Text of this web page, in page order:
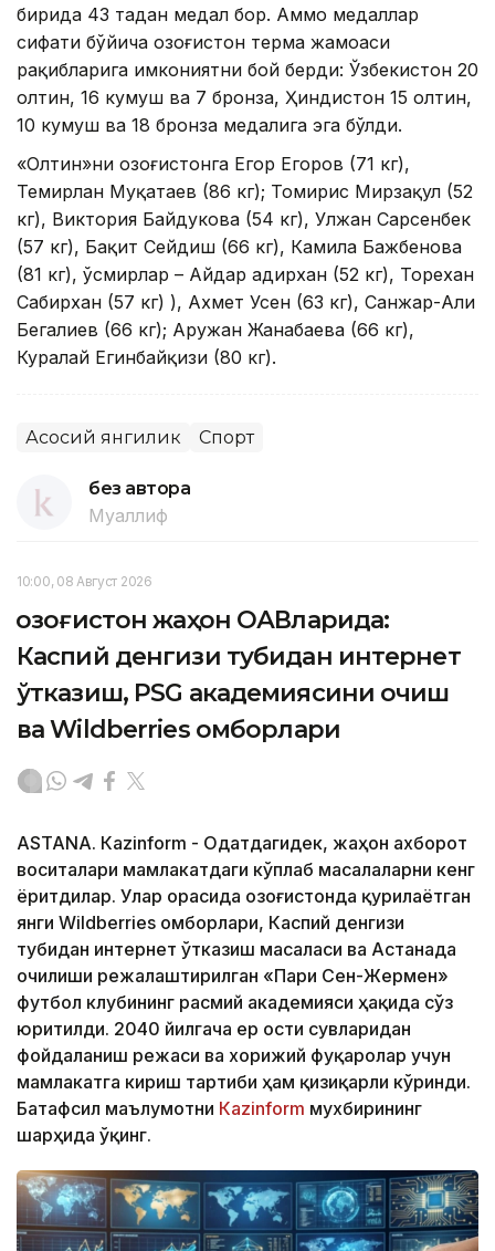
бирида 43 тадан медал бор. Аммо медаллар
сифати бўйича Қозоғистон терма жамоаси
рақибларига имкониятни бой берди: Ўзбекистон 20
олтин, 16 кумуш ва 7 бронза, Ҳиндистон 15 олтин,
10 кумуш ва 18 бронза медалига эга бўлди.
«Олтин»ни Қозоғистонга Егор Егоров (71 кг),
Темирлан Муқатаев (86 кг); Томирис Мирзақул (52
кг), Виктория Байдукова (54 кг), Улжан Сарсенбек
(57 кг), Бақит Сейдиш (66 кг), Камила Бажбенова
(81 кг), ўсмирлар – Айдар Қадирхан (52 кг), Торехан
Сабирхан (57 кг) ), Ахмет ​​Усен (63 кг), Санжар-Али
Бегалиев (66 кг); Аружан Жанабаева (66 кг),
Куралай Егинбайқизи (80 кг).
Асосий янгилик Спорт
без автора
Муаллиф
10:00, 08 Август 2026
Қозоғистон жаҳон ОАВларида:
Каспий денгизи тубидан интернет
ўтказиш, PSG академиясини очиш
ва Wildberries омборлари
ASTANА. Кazinform - Одатдагидек, жаҳон ахборот
воситалари мамлакатдаги кўплаб масалаларни кенг
ёритдилар. Улар орасида Қозоғистонда қурилаётган
янги Wildberries омборлари, Каспий денгизи
тубидан интернет ўтказиш масаласи ва Астанада
очилиши режалаштирилган «Пари Сен-Жермен»
футбол клубининг расмий академияси ҳақида сўз
юритилди. 2040 йилгача ер ости сувларидан
фойдаланиш режаси ва хорижий фуқаролар учун
мамлакатга кириш тартиби ҳам қизиқарли кўринди.
Батафсил маълумотни Кazinform мухбирининг
шарҳида ўқинг.